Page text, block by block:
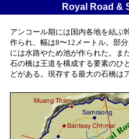
Royal Road
アンコール期には国内各地を結ぶ
作られ、幅は8〜12メートル。部
には水路やため池が作られた。ま
石の橋は王道を構成する要素のひ
どがある。現存する最大の石橋は